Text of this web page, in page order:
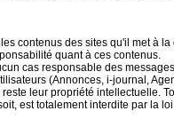
contenus des sites qu'il met à
quant à ces contenus.
cas responsable des
(Annonces, i-journal,
leur propriété intellectuelle.
est totalement interdite par la